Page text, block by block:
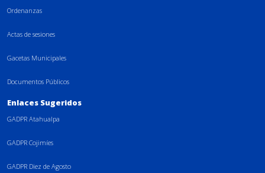
Ordenanzas
Actas de sesiones
Gacetas Municipales
Documentos Públicos
Enlaces Sugeridos
GADPR Atahualpa
GADPR Cojimíes
GADPR Diez de Agosto